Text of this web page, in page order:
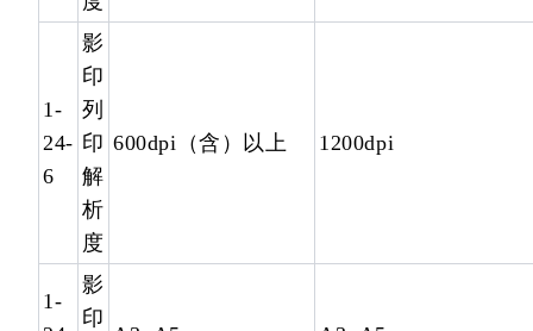
1-
24-
6
影
印
列
印
解
析
度
600dpi（含）以上 1200dpi
1-
影
印